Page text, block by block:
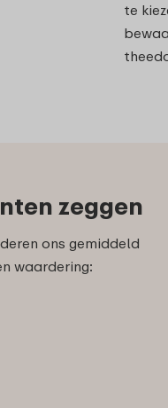
te
zeggen
ons gemiddeld
waardering: